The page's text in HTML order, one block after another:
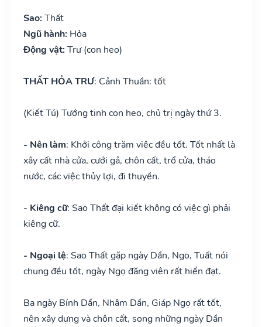
Sao: Thất
Ngũ hành: Hỏa
Động vật: Trư (con heo)
THẤT HỎA TRƯ: Cảnh Thuần: tốt
(Kiết Tú) Tướng tinh con heo, chủ trị ngày thứ 3.
- Nên làm: Khởi công trăm việc đều tốt. Tốt nhất là
xây cất nhà cửa, cưới gả, chôn cất, trổ cửa, tháo
nước, các việc thủy lợi, đi thuyền.
- Kiêng cữ: Sao Thất đại kiết không có việc gì phải
kiêng cữ.
- Ngoại lệ: Sao Thất gặp ngày Dần, Ngọ, Tuất nói
chung đều tốt, ngày Ngọ đăng viên rất hiển đạt.
Ba ngày Bính Dần, Nhâm Dần, Giáp Ngọ rất tốt,
nên xây dựng và chôn cất, song những ngày Dần